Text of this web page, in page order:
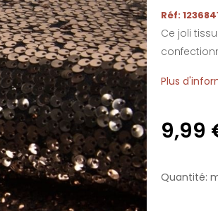
Réf:
Ce joli
Plus
9,99
Quantité: